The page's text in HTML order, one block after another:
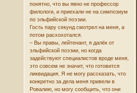
понятно, что вы явно не профессор
филологи, и приехали не на симпозиум
по эльфийской поэзии.
Гость пару секунд смотрел на меня, а
потом расхохотался.
– Вы правы, лейтенант, я далёк от
эльфийской поэзии, но когда
задействуют специалистов вроде меня,
это совсем не значит, что готовится
ликвидация. Я не могу рассказать, что
конкретно за дела меня привели в
Ровалию, но могу сообщить, что они